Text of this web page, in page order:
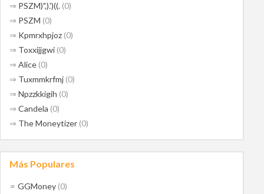
⇒ PSZM)",).')((. (0)
⇒ PSZM (0)
⇒ Kpmrxhpjoz (0)
⇒ Toxxijjgwi (0)
⇒ Alice (0)
⇒ Tuxmmkrfmj (0)
⇒ Npzzkkigih (0)
⇒ Candela (0)
⇒ The Moneytizer (0)
Más Populares
= GGMoney (0)